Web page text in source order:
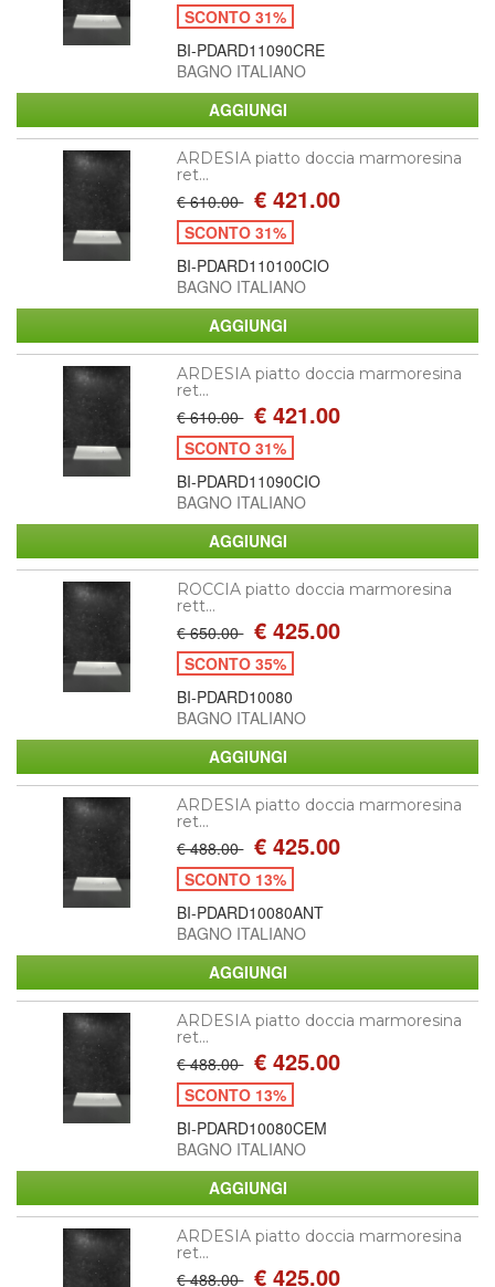
SCONTO 31%
BI-PDARD11090CRE
BAGNO ITALIANO
ARDESIA piatto doccia marmoresina
ret...
€ 610.00 € 421.00
SCONTO 31%
BI-PDARD110100CIO
BAGNO ITALIANO
ARDESIA piatto doccia marmoresina
ret...
€ 610.00 € 421.00
SCONTO 31%
BI-PDARD11090CIO
BAGNO ITALIANO
ROCCIA piatto doccia marmoresina
rett...
€ 650.00 € 425.00
SCONTO 35%
BI-PDARD10080
BAGNO ITALIANO
ARDESIA piatto doccia marmoresina
ret...
€ 488.00 € 425.00
SCONTO 13%
BI-PDARD10080ANT
BAGNO ITALIANO
ARDESIA piatto doccia marmoresina
ret...
€ 488.00 € 425.00
SCONTO 13%
BI-PDARD10080CEM
BAGNO ITALIANO
ARDESIA piatto doccia marmoresina
ret...
€ 488.00 € 425.00